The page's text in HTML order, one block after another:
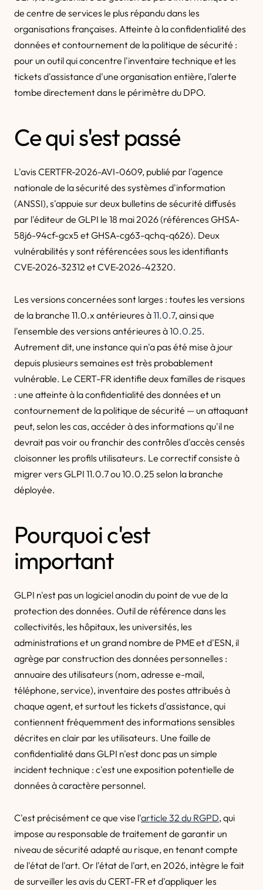
de centre de services le plus répandu dans les
organisations françaises. Atteinte à la confidentialité des
données et contournement de la politique de sécurité :
pour un outil qui concentre l'inventaire technique et les
tickets d'assistance d'une organisation entière, l'alerte
tombe directement dans le périmètre du DPO.
Ce qui s'est passé
L'avis CERTFR-2026-AVI-0609, publié par l'agence
nationale de la sécurité des systèmes d'information
(ANSSI), s'appuie sur deux bulletins de sécurité diffusés
par l'éditeur de GLPI le 18 mai 2026 (références GHSA-
58j6-94cf-gcx5 et GHSA-cg63-qchq-q626). Deux
vulnérabilités y sont référencées sous les identifiants
CVE-2026-32312 et CVE-2026-42320.
Les versions concernées sont larges : toutes les versions
de la branche 11.0.x antérieures à11.0.7, ainsi que
l'ensemble des versions antérieures à10.0.25.
Autrement dit, une instance qui n'a pas été mise à jour
depuis plusieurs semaines est très probablement
vulnérable. Le CERT-FR identifie deux familles de risques
: une atteinte à la confidentialité des données et un
contournement de la politique de sécurité — un attaquant
peut, selon les cas, accéder à des informations qu'il ne
devrait pas voir ou franchir des contrôles d'accès censés
cloisonner les profils utilisateurs. Le correctif consiste à
migrer vers GLPI 11.0.7 ou 10.0.25 selon la branche
déployée.
Pourquoi c'est
important
GLPI n'est pas un logiciel anodin du point de vue de la
protection des données. Outil de référence dans les
collectivités, les hôpitaux, les universités, les
administrations et un grand nombre de PME et d'ESN, il
agrège par construction des données personnelles :
annuaire des utilisateurs (nom, adresse e-mail,
téléphone, service), inventaire des postes attribués à
chaque agent, et surtout les tickets d'assistance, qui
contiennent fréquemment des informations sensibles
décrites en clair par les utilisateurs. Une faille de
confidentialité dans GLPI n'est donc pas un simple
incident technique : c'est une exposition potentielle de
données à caractère personnel.
C'est précisément ce que vise l'article 32 du RGPD, qui
impose au responsable de traitement de garantir un
niveau de sécurité adapté au risque, en tenant compte
de l'état de l'art. Or l'état de l'art, en 2026, intègre le fait
de surveiller les avis du CERT-FR et d'appliquer les